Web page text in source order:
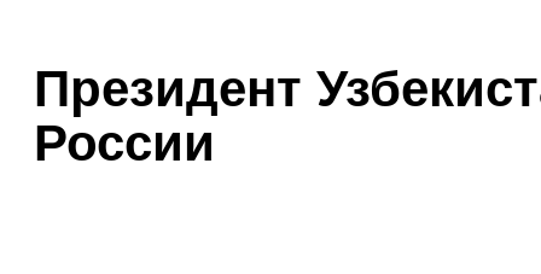
Президент
России